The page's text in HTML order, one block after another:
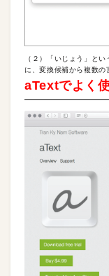
（２）「いじょう」と
に、変換候補から複数の
aTextでよく